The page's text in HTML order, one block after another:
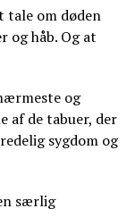
tale om døden
og håb. Og at
og
af de tabuer, der
sygdom og
særlig